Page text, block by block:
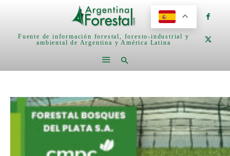
Fuente de información forestal, foresto-industrial y
ambiental de Argentina y América Latina